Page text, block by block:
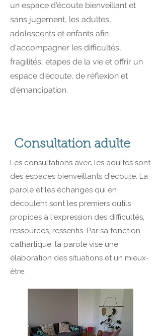
un espace d'écoute bienveillant et
sans jugement, les adultes,
adolescents et enfants afin
d'accompagner les difficultés,
fragilités, étapes de la vie et offrir un
espace d'écoute, de réflexion et
d'émancipation.
Consultation adulte
Les consultations avec les adultes sont
des espaces bienveillants d'écoute. La
parole et les échanges qui en
découlent sont les premiers outils
propices à l'expression des difficultés,
ressources, ressentis. Par sa fonction
cathartique, la parole vise une
élaboration des situations et un mieux-
être.